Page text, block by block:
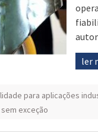
ler
para aplicações
sem exceção